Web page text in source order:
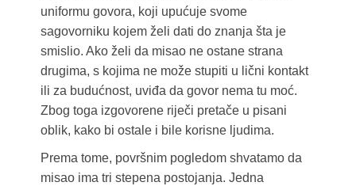
uniformu govora, koji upućuje svome
sagovorniku kojem želi dati do znanja šta je
smislio. Ako želi da misao ne ostane strana
drugima, s kojima ne može stupiti u lični kontakt
ili za budućnost, uviđa da govor nema tu moć.
Zbog toga izgovorene riječi pretače u pisani
oblik, kako bi ostale i bile korisne ljudima.
Prema tome, površnim pogledom shvatamo da
misao ima tri stepena postojanja. Jedna